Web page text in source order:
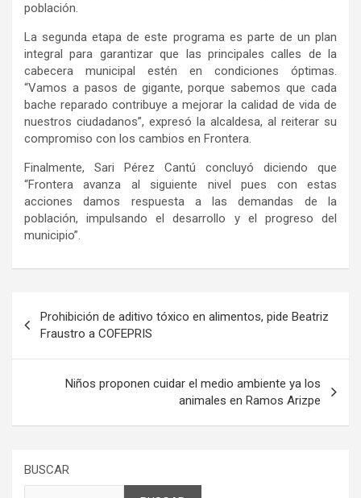
población.
La segunda etapa de este programa es parte de un plan
integral para garantizar que las principales calles de la
cabecera municipal estén en condiciones óptimas.
“Vamos a pasos de gigante, porque sabemos que cada
bache reparado contribuye a mejorar la calidad de vida de
nuestros ciudadanos”, expresó la alcaldesa, al reiterar su
compromiso con los cambios en Frontera.
Finalmente, Sari Pérez Cantú concluyó diciendo que
“Frontera avanza al siguiente nivel pues con estas
acciones damos respuesta a las demandas de la
población, impulsando el desarrollo y el progreso del
municipio”.
de
entradas
Prohibición de aditivo tóxico en alimentos, pide Beatriz
Fraustro a COFEPRIS
Niños proponen cuidar el medio ambiente ya los
animales en Ramos Arizpe
BUSCAR